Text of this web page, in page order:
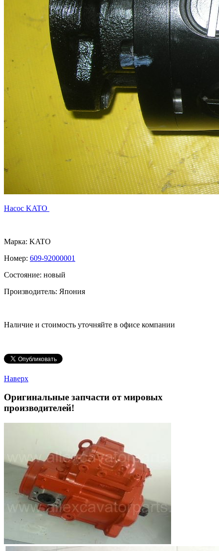
Насос KATO
Марка: KATO
Номер: 609-92000001
Состояние: новый
Производитель: Япония
Наличие и стоимость уточняйте в офисе компании
Наверх
Оригинальные запчасти от мировых
производителей!